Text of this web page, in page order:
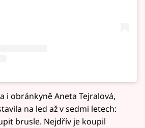
i obránkyně Aneta Tejralová,
na led až v sedmi letech:
brusle. Nejdřív je koupil